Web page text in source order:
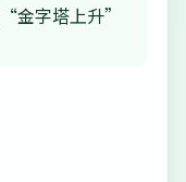
金字塔上升”